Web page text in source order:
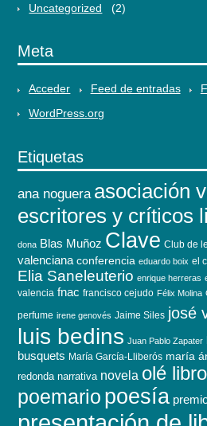
Uncategorized
(2)
Meta
Acceder Feed de entradas
WordPress.org
Etiquetas
ana noguera asociación
escritores y críticos
dona Blas Muñoz Clave Club de
valenciana conferencia eduardo boix el
Elia Saneleuterio enrique herreras
valencia fnac francisco cejudo Félix Molina
perfume irene genovés Jaime Siles josé
luis bedins Juan Pablo Zapater
busquets María García-Lliberós maría
redonda narrativa novela olé
poemario poesía